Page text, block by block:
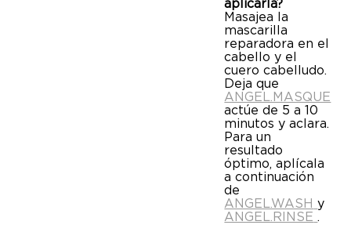
aplicarla?
Masajea la
mascarilla
reparadora en el
cabello y el
cuero cabelludo.
Deja que
ANGEL.MASQUE
actúe de 5 a 10
minutos y aclara.
Para un
resultado
óptimo, aplícala
a continuación
de
ANGEL.WASH y
ANGEL.RINSE .